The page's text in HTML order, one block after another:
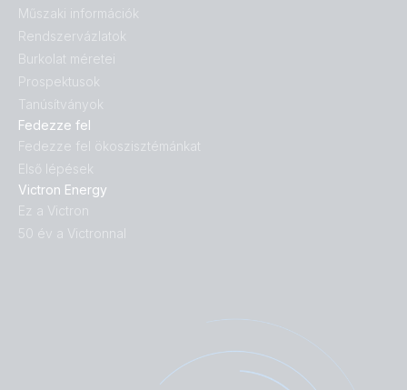
Fedezze fel
Fedezze fel ökoszisztémánkat
Első lépések
Victron Energy
Ez a Victron
50 év a Victronnal
Műszaki információk
Rendszervázlatok
Burkolat méretei
Prospektusok
Tanúsítványok